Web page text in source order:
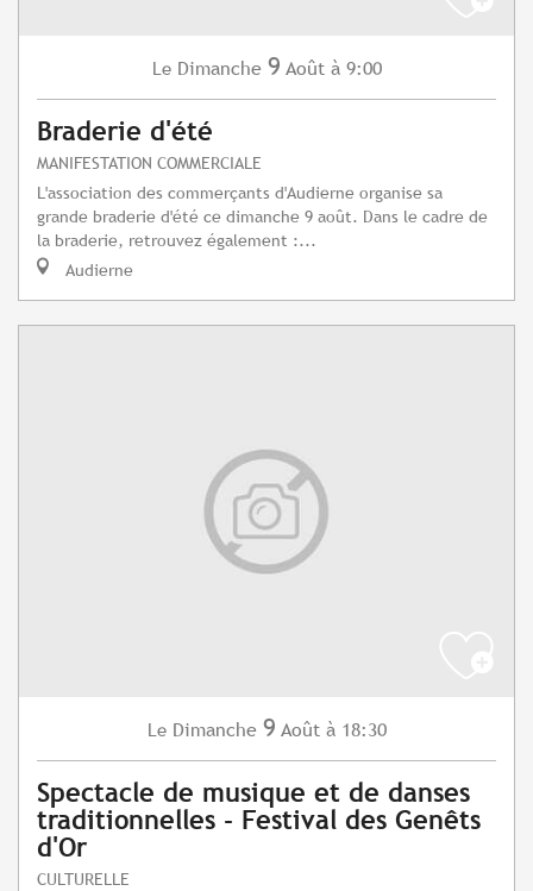
Le Dimanche 9 Août à 9:00
Braderie d'été
MANIFESTATION COMMERCIALE
L'association des commerçants d'Audierne organise sa
grande braderie d'été ce dimanche 9 août. Dans le cadre de
la braderie, retrouvez également :...
Audierne
Le Dimanche 9 Août à 18:30
Spectacle de musique et de danses
traditionnelles - Festival des Genêts
d'Or
CULTURELLE